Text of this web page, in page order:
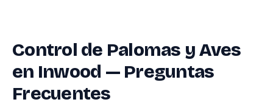
Control de Palomas y Aves
en Inwood — Preguntas
Frecuentes